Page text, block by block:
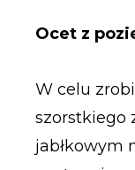
Ocet z
W celu
szorstkiego
jabłkowym